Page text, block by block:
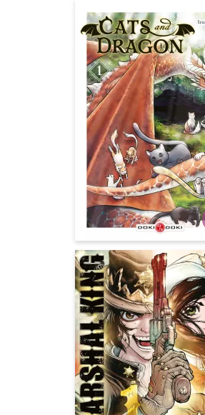
Cats and
Vol. 01
Date de parution :
04/03/2026
Une saga feel-good de
magiques, élevés
dragon un peu
Autres volumes
The Marshal
Vol. 01
Date de parution :
01/07/2026
Le western
revisité par Boichi !